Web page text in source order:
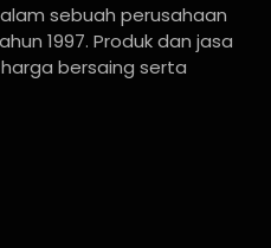
sebuah perusahaan
1997. Produk dan jasa
bersaing serta